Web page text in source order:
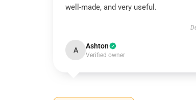
well-made, and very useful.
A Ashton
Verified owner